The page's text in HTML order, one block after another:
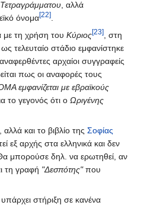
Τετραγράμματου , αλλά
όνομα[22]
με τη χρήση του Κύριος[23]
, στη
τελευταίο στάδιο εμφανίστηκε
αρχαίοι συγγραφείς
πως οι αναφορές τους
εμφανίζεται με εβραϊκούς
το γεγονός ότι ο Ωριγένης
, αλλά και το βιβλίο της Σοφίας
εξ αρχής στα ελληνικά και δεν
μπορούσε δηλ. να ερωτηθεί, αν
τη γραφή "Δεσπότης"που
υπάρχει στήριξη σε κανένα